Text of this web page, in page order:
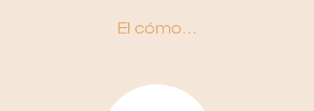
El cómo…